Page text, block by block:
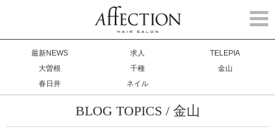
最新NEWS 求人
TELEPIA
大曽根
千種
金山
春日井
ネイル
BLOG TOPICS / 金山